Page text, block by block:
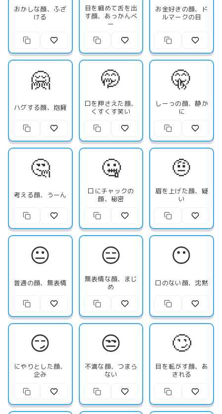
おかしな顔、ふざ
ける
目を細めて舌を出
す顔、あっかんべ
ー
お金好きの顔、ド
ルマークの目
🤗
ハグする顔、抱擁
🤭
口を押さえた顔、
くすくす笑い
🤫
しーっの顔、静か
に
🤔
考える顔、うーん
🤐
口にチャックの
顔、秘密
🤨
眉を上げた顔、疑
い
😐
普通の顔、無表情
😑
無表情な顔、まじ
め
😶
口のない顔、沈黙
😏
にやりとした顔、
企み
😒
不満な顔、つまら
ない
🙄
目を転がす顔、あ
きれる